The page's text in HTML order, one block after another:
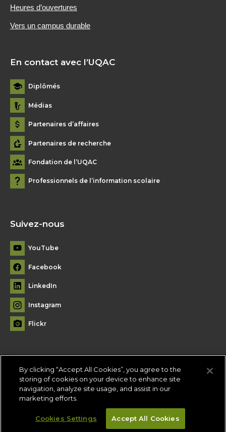
Heures d’ouvertures
Vers un campus durable
En contact avec l’UQAC
Diplômés
Médias
Partenaires d’affaires
Partenaires de recherche
Fondation de l’UQAC
Professionnels de l’information scolaire
Suivez-nous
YouTube
Facebook
LinkedIn
Instagram
Flickr
Plan du site
Conditions d'utilisation
des témoins
By clicking “Accept All Cookies”, you agree to the
storing of cookies on your device to enhance site
navigation, analyze site usage, and assist in our
marketing efforts.
Cookies Settings Accept All Cookies